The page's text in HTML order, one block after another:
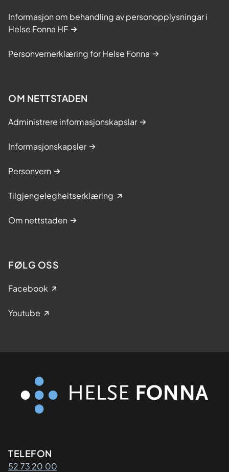
Informasjon om behandling av personopplysningar i
Helse Fonna HF
Personvernerklæring for Helse Fonna
OM NETTSTADEN
Administrere informasjonskapslar
Informasjonskapsler
Personvern
Tilgjengelegheitserklæring
Om nettstaden
FØLG OSS
Facebook
Youtube
Kontaktinformasjon
TELEFON
52 73 20 00